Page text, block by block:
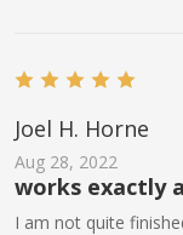
Joel H. Horne
Aug 28, 2022
works exactly
I am not quite